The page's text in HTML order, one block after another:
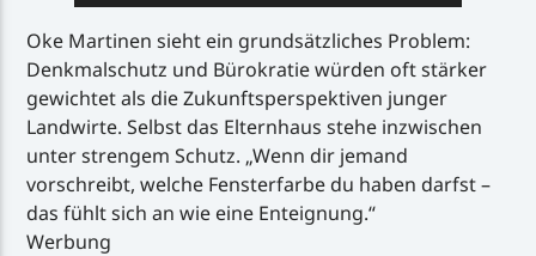
Oke Martinen sieht ein grundsätzliches Problem:
Denkmalschutz und Bürokratie würden oft stärker
gewichtet als die Zukunftsperspektiven junger
Landwirte. Selbst das Elternhaus stehe inzwischen
unter strengem Schutz. „Wenn dir jemand
vorschreibt, welche Fensterfarbe du haben darfst –
das fühlt sich an wie eine Enteignung.“
Werbung